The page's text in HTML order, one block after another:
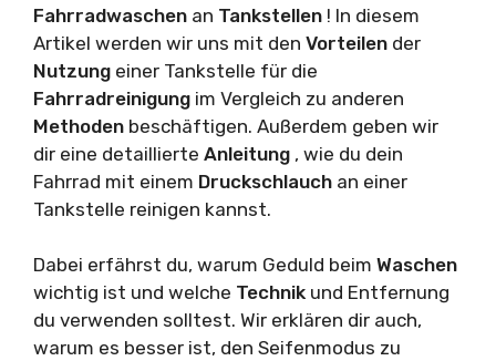
Fahrradwaschen an Tankstellen ! In diesem
Artikel werden wir uns mit den Vorteilen der
Nutzung einer Tankstelle für die
Fahrradreinigung im Vergleich zu anderen
Methoden beschäftigen. Außerdem geben wir
dir eine detaillierte Anleitung , wie du dein
Fahrrad mit einem Druckschlauch an einer
Tankstelle reinigen kannst.
Dabei erfährst du, warum Geduld beim Waschen
wichtig ist und welche Technik und Entfernung
du verwenden solltest. Wir erklären dir auch,
warum es besser ist, den Seifenmodus zu